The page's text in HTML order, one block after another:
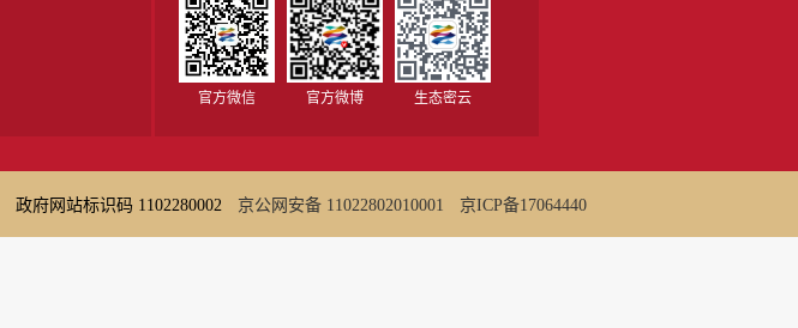
官方微信 官方微博 生态密云
政府网站标识码 1102280002 京公网安备 11022802010001 京ICP备17064440